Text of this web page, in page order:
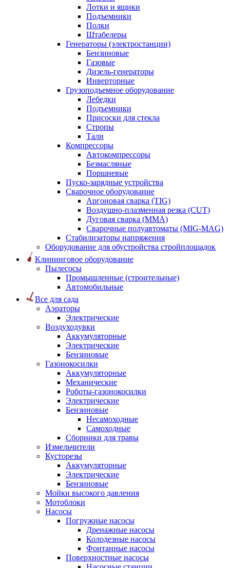
Лотки и ящики
Подъемники
Полки
Штабелеры
Генераторы (электростанции)
Бензиновые
Газовые
Дизель-генераторы
Инверторные
Грузоподъемное оборудование
Лебедки
Подъемники
Присоски для стекла
Стропы
Тали
Компрессоры
Автокомпрессоры
Безмасляные
Поршневые
Пуско-зарядные устройства
Сварочное оборудование
Аргоновая сварка (TIG)
Воздушно-плазменная резка (CUT)
Дуговая сварка (ММА)
Сварочные полуавтоматы (MIG-MAG)
Стабилизаторы напряжения
Оборудование для обустройства стройплощадок
Клининговое оборудование
Пылесосы
Промышленные (строительные)
Автомобильные
Все для сада
Аэраторы
Электрические
Воздуходувки
Аккумуляторные
Электрические
Бензиновые
Газонокосилки
Аккумуляторные
Механические
Роботы-газонокосилки
Электрические
Бензиновые
Несамоходные
Самоходные
Сборники для травы
Измельчители
Кусторезы
Аккумуляторные
Электрические
Бензиновые
Мойки высокого давления
Мотоблоки
Насосы
Погружные насосы
Дренажные насосы
Колодезные насосы
Фонтанные насосы
Поверхностные насосы